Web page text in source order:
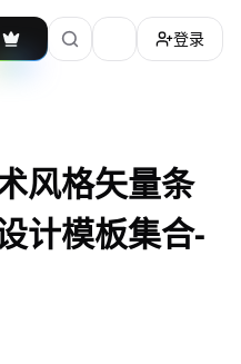
加载主题切换
登录
风格矢量条
计模板集合-